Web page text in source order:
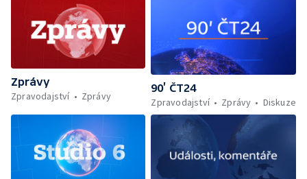
Zprávy
Zpravodajství
Zprávy
90’ ČT24
Zpravodajství
Zprávy Diskuze